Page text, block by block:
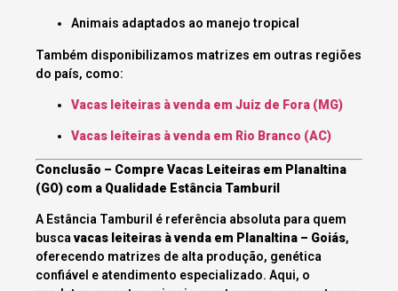
Animais adaptados ao manejo tropical
Também disponibilizamos matrizes em outras regiões
do país, como:
Vacas leiteiras à venda em Juiz de Fora (MG)
Vacas leiteiras à venda em Rio Branco (AC)
Conclusão – Compre Vacas Leiteiras em Planaltina
(GO) com a Qualidade Estância Tamburil
A Estância Tamburil é referência absoluta para quem
buscavacas leiteiras à venda em Planaltina – Goiás,
oferecendo matrizes de alta produção, genética
confiável e atendimento especializado. Aqui, o